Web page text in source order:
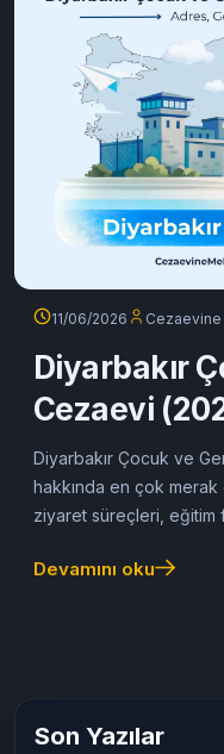
11/06/2026
Diyarbakır
Cezaevi
Diyarbakır Çocuk ve
hakkında en çok
ziyaret süreçleri, eğitim
Devamını oku
Son Yazılar